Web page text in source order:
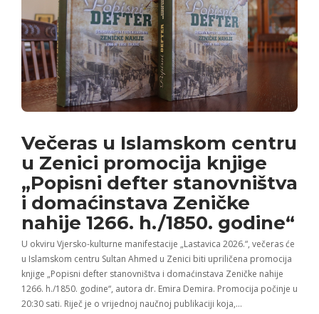
Večeras u Islamskom centru
u Zenici promocija knjige
„Popisni defter stanovništva
i domaćinstava Zeničke
nahije 1266. h./1850. godine“
U okviru Vjersko-kulturne manifestacije „Lastavica 2026.“, večeras će
u Islamskom centru Sultan Ahmed u Zenici biti upriličena promocija
knjige „Popisni defter stanovništva i domaćinstava Zeničke nahije
1266. h./1850. godine“, autora dr. Emira Demira. Promocija počinje u
20:30 sati. Riječ je o vrijednoj naučnoj publikaciji koja,…